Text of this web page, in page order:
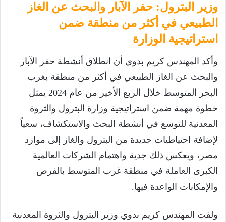
وزير البترول: حفر الآبار والبحث عن الغاز
الطبيعي في أكثر من منطقة ضمن
استراتيجية الوزارة
وأكد المهندس كريم بدوي أن انطلاق أنشطة حفر الآبار
والبحث عن الغاز الطبيعي في أكثر من منطقة بغرب
البحر المتوسط خلال الربع الأخير من عام 2024 يمثل
خطوة مهمة ضمن استراتيجية وزارة البترول والثروة
المعدنية للتوسع في أنشطة البحث والاستكشاف، سعياً
لإضافة احتياطيات جديدة من البترول والغاز إلى موارد
مصر، ويعكس ذلك جدية واهتمام الشركات العالمية
الكبرى العاملة في منطقة غرب المتوسط بالفرص
والإمكانات الواعدة فيها.
ولفت المهندس كريم بدوي وزير البترول والثروة المعدنية